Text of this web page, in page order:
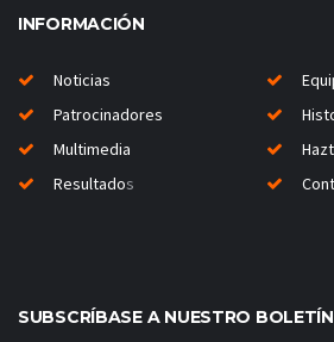
INFORMACIÓN
Noticias
Patrocinadores
Multimedia
Resultados
SUBSCRÍBASE A NUESTRO BOLETÍN